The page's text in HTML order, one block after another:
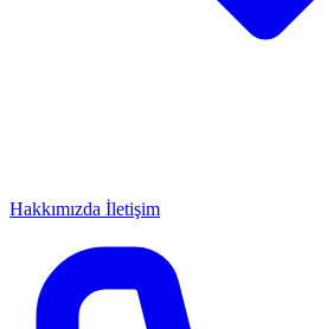
Hakkımızda İletişim